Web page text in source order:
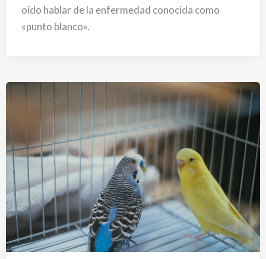
oído hablar de la enfermedad conocida como
«punto blanco».